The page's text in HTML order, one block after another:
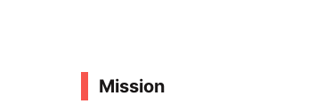
Mission